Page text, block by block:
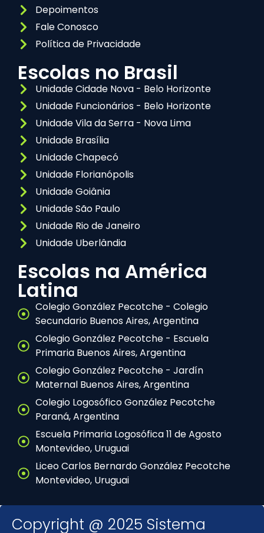
Depoimentos
Fale Conosco
Política de Privacidade
Escolas no Brasil
Unidade Cidade Nova - Belo Horizonte
Unidade Funcionários - Belo Horizonte
Unidade Vila da Serra - Nova Lima
Unidade Brasília
Unidade Chapecó
Unidade Florianópolis
Unidade Goiânia
Unidade São Paulo
Unidade Rio de Janeiro
Unidade Uberlândia
Escolas na América
Latina
Colegio González Pecotche - Colegio
Secundario Buenos Aires, Argentina
Colegio González Pecotche - Escuela
Primaria Buenos Aires, Argentina
Colegio González Pecotche - Jardín
Maternal Buenos Aires, Argentina
Colegio Logosófico González Pecotche
Paraná, Argentina
Escuela Primaria Logosófica 11 de Agosto
Montevideo, Uruguai
Liceo Carlos Bernardo González Pecotche
Montevideo, Uruguai
Copyright @ 2025 Sistema